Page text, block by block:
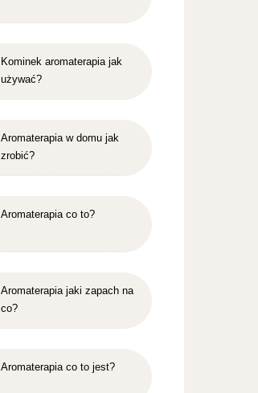
Kominek aromaterapia jak
używać?
Aromaterapia w domu jak
zrobić?
Aromaterapia co to?
Aromaterapia jaki zapach na
co?
Aromaterapia co to jest?